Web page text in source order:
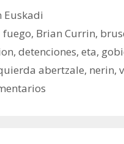
Euskadi
fuego, Brian Currin,
, detenciones, eta,
abertzale, nerin,